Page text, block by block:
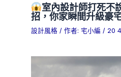
室內設計師打死不
招，你家瞬間升級豪
設計風格 / 作者: 宅小編 / 20